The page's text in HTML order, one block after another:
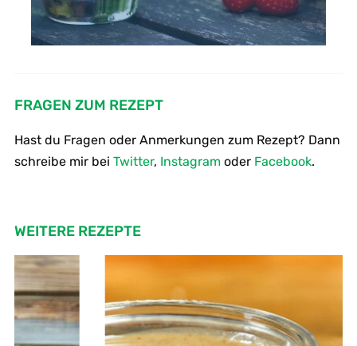
FRAGEN ZUM REZEPT
Hast du Fragen oder Anmerkungen zum Rezept? Dann
schreibe mir bei Twitter, Instagramoder Facebook.
WEITERE REZEPTE